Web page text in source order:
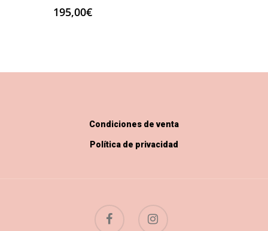
195,00€
Condiciones de venta
Política de privacidad